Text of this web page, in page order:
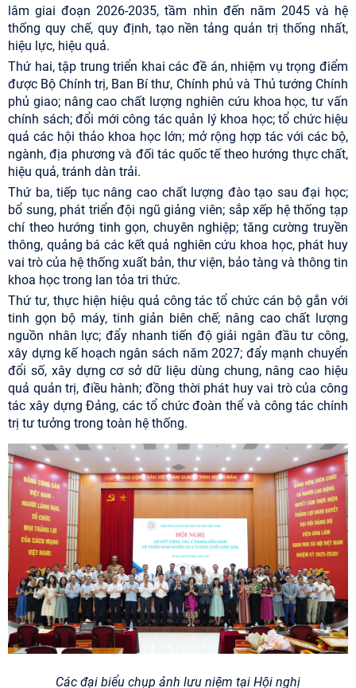
lâm giai đoạn 2026-2035, tầm nhìn đến năm 2045 và hệ
thống quy chế, quy định, tạo nền tảng quản trị thống nhất,
hiệu lực, hiệu quả.
Thứ hai, tập trung triển khai các đề án, nhiệm vụ trọng điểm
được Bộ Chính trị, Ban Bí thư, Chính phủ và Thủ tướng Chính
phủ giao; nâng cao chất lượng nghiên cứu khoa học, tư vấn
chính sách; đổi mới công tác quản lý khoa học; tổ chức hiệu
quả các hội thảo khoa học lớn; mở rộng hợp tác với các bộ,
ngành, địa phương và đối tác quốc tế theo hướng thực chất,
hiệu quả, tránh dàn trải.
Thứ ba, tiếp tục nâng cao chất lượng đào tạo sau đại học;
bổ sung, phát triển đội ngũ giảng viên; sắp xếp hệ thống tạp
chí theo hướng tinh gọn, chuyên nghiệp; tăng cường truyền
thông, quảng bá các kết quả nghiên cứu khoa học, phát huy
vai trò của hệ thống xuất bản, thư viện, bảo tàng và thông tin
khoa học trong lan tỏa tri thức.
Thứ tư, thực hiện hiệu quả công tác tổ chức cán bộ gắn với
tinh gọn bộ máy, tinh giản biên chế; nâng cao chất lượng
nguồn nhân lực; đẩy nhanh tiến độ giải ngân đầu tư công,
xây dựng kế hoạch ngân sách năm 2027; đẩy mạnh chuyển
đổi số, xây dựng cơ sở dữ liệu dùng chung, nâng cao hiệu
quả quản trị, điều hành; đồng thời phát huy vai trò của công
tác xây dựng Đảng, các tổ chức đoàn thể và công tác chính
trị tư tưởng trong toàn hệ thống.
Các đại biểu chụp ảnh lưu niệm tại Hội nghị